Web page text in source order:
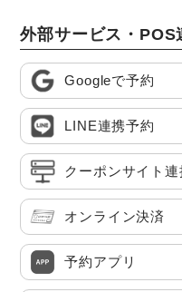
外部サービス・POS
Googleで予約
LINE連携予約
クーポンサイト連
オンライン決済
予約アプリ